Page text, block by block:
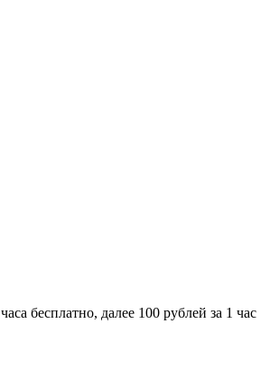
бесплатно, далее 100 рублей за 1 час